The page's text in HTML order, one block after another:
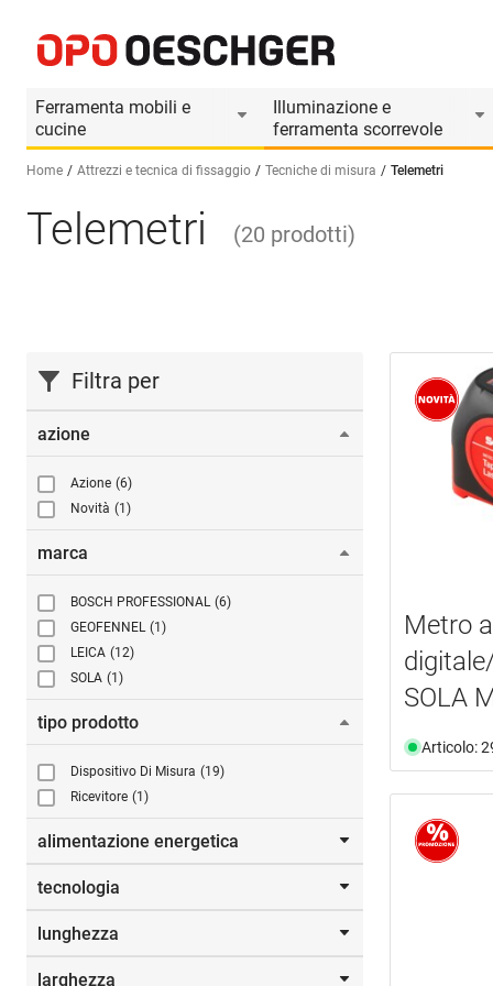
Ferramenta mobili e
cucine
Illuminazione e
ferramenta scorrevole
Seleziona una lingua (IT)
Home Attrezzi e tecnica di fissaggio Tecniche di misura Telemetri
Telemetri (20 prodotti)
Filtra per
azione
Azione (6)
Novità (1)
marca
BOSCH PROFESSIONAL (6)
GEOFENNEL (1)
LEICA (12)
SOLA (1)
tipo prodotto
Dispositivo Di Misura (19)
Ricevitore (1)
alimentazione energetica
alimentazione a pile
tecnologia
Bluetooth®
lunghezza
larghezza
Metro
SOLA
Articolo: